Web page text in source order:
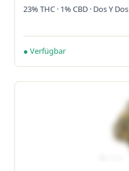
23% THC · 1% CBD · Dos Y Dos
● Verfügbar